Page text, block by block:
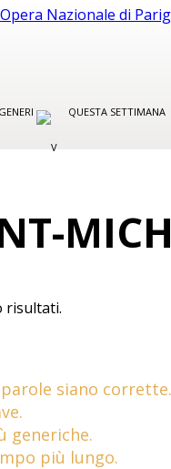
QUESTA SETTIMANA
risultati.
siano corrette.
generiche.
più lungo.